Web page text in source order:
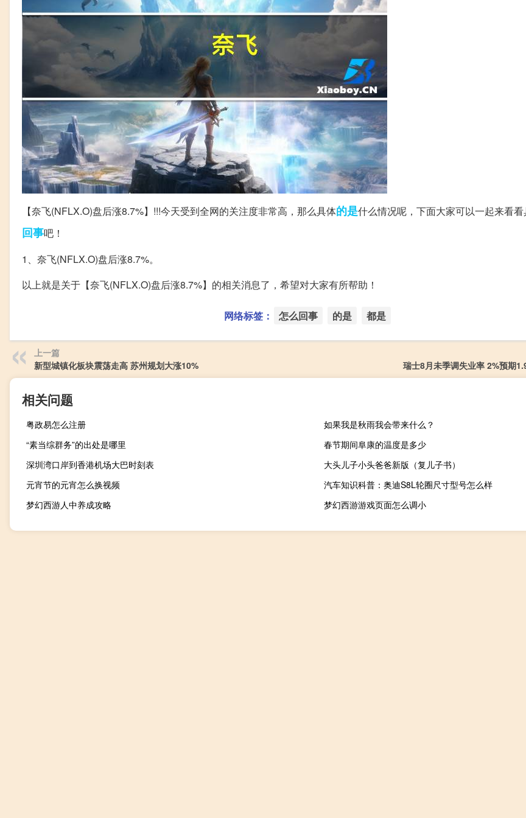
【奈飞(NFLX.O)盘后涨8.7%】!!!今天受到全网的关注度非常高，那么具体的是什么情况呢，下面大家可以一起来看
回事吧！
1、奈飞(NFLX.O)盘后涨8.7%。
以上就是关于【奈飞(NFLX.O)盘后涨8.7%】的相关消息了，希望对大家有所帮助！
网络标签： 怎么回事 的是 都是
上一篇
新型城镇化板块震荡走高 苏州规划大涨10%
瑞士8月未季调失业率 2%预期
相关问题
粤政易怎么注册
如果我是秋雨我会带来什么？
“素当综群务”的出处是哪里
春节期间阜康的温度是多少
深圳湾口岸到香港机场大巴时刻表
大头儿子小头爸爸新版（复儿子书）
元宵节的元宵怎么换视频
汽车知识科普：奥迪S8L轮圈尺寸型号怎么样
梦幻西游人中养成攻略
梦幻西游游戏页面怎么调小